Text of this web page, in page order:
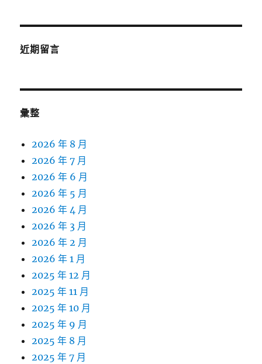
近期留言
彙整
2026 年 8 月
2026 年 7 月
2026 年 6 月
2026 年 5 月
2026 年 4 月
2026 年 3 月
2026 年 2 月
2026 年 1 月
2025 年 12 月
2025 年 11 月
2025 年 10 月
2025 年 9 月
2025 年 8 月
2025 年 7 月